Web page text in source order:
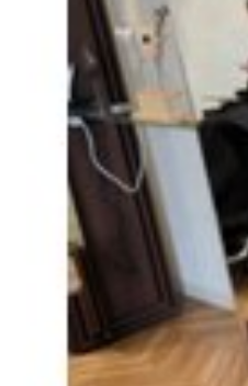
アディク
カラーの
ブリーチ
ノンジアミ
スロウカラ
縮毛矯正
お知らせ